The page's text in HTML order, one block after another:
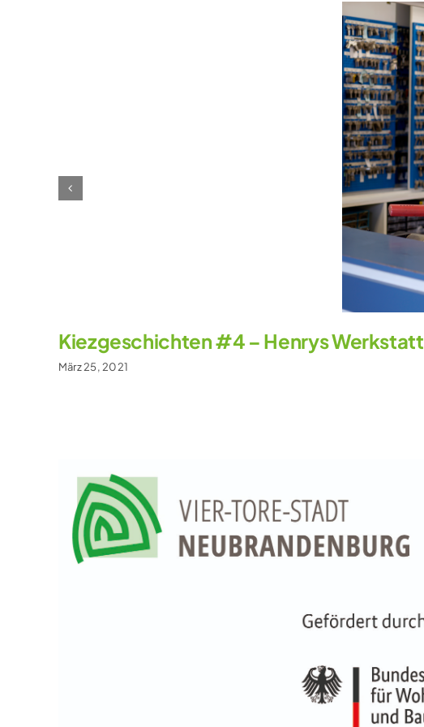
Kiezgeschichten #4 – Henrys Werkstatt
März 25, 2021